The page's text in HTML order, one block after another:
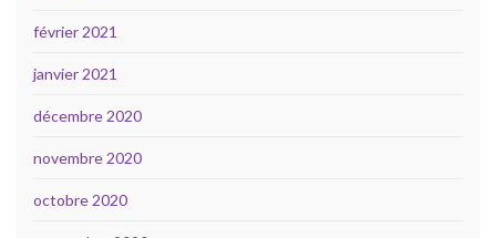
février 2021
janvier 2021
décembre 2020
novembre 2020
octobre 2020